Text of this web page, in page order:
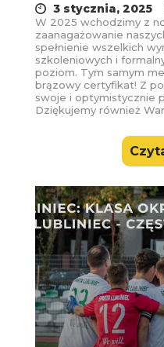
3 stycznia, 2025
W 2025 wchodzimy z
zaanagażowanie
spełnienie wszelkich
szkoleniowych i
poziom. Tym samym
brązowy certyfikat! Z
swoje i optymistycznie
Dziękujemy również